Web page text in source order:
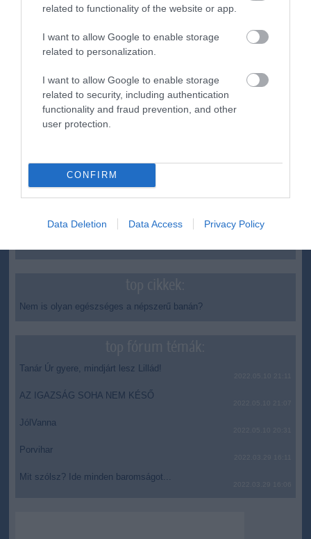
related to functionality of the website or app.
I want to allow Google to enable storage
related to personalization.
I want to allow Google to enable storage
related to security, including authentication
functionality and fraud prevention, and other
user protection.
CONFIRM
Data Deletion Data Access Privacy Policy
Vitézy Dávid: 2,3 milliárd forint került vissza az államhoz
egy útdíjrendszeres ügylet felülvizsgálata után
Saját életét is kockára tette a magyar erdész, hogy
megállítsa a tüzet
Második világháborús MG-42 géppuskát emeltek ki a
Dunából - a rendőrség lefoglalta
Megérkezett az eső a Duna vízgyűjtőjére
14:26
Újabb két gyanúsítottat fogtak el a 600 milliós
Vizes Eb - Megvan az első magyar arany, a nyíltvízi úszó
Nem is olyan egészséges a népszerű banán?
Tanár Úr gyere, mindjárt lesz Lillád!
AZ IGAZSÁG SOHA NEM KÉSŐ
JólVanna
Porvihar
Mit szólsz? Ide minden baromságot...